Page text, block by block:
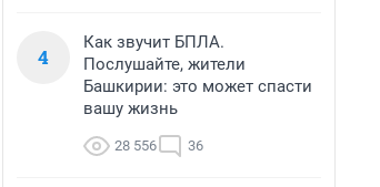
4
Как звучит БПЛА.
Послушайте, жители
Башкирии: это может спасти
вашу жизнь
28 556 36